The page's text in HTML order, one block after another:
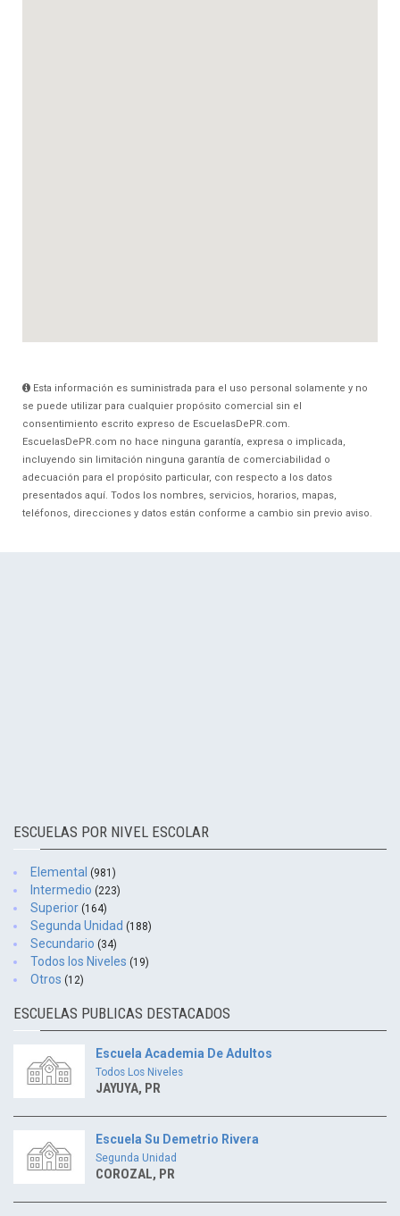
Esta información es suministrada para el uso personal solamente y no
se puede utilizar para cualquier propósito comercial sin el
consentimiento escrito expreso de EscuelasDePR.com.
EscuelasDePR.com no hace ninguna garantía, expresa o implicada,
incluyendo sin limitación ninguna garantía de comerciabilidad o
adecuación para el propósito particular, con respecto a los datos
presentados aquí. Todos los nombres, servicios, horarios, mapas,
teléfonos, direcciones y datos están conforme a cambio sin previo aviso.
ESCUELAS POR NIVEL ESCOLAR
Elemental (981)
Intermedio (223)
Superior (164)
Segunda Unidad (188)
Secundario (34)
Todos los Niveles (19)
Otros (12)
ESCUELAS PUBLICAS DESTACADOS
Escuela Academia De Adultos
Todos Los Niveles
JAYUYA, PR
Escuela Su Demetrio Rivera
Segunda Unidad
COROZAL, PR